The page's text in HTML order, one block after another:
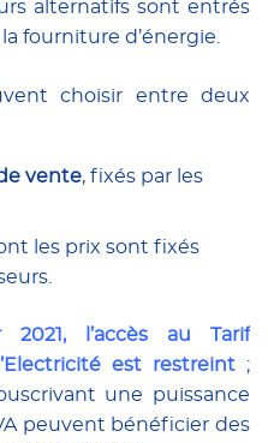
alternatifs sont entrés
fourniture d’énergie.
choisir entre deux
vente, fixés par les
les prix sont fixés
2021, l’accès au Tarif
est restreint
;
une puissance
peuvent bénéficier des